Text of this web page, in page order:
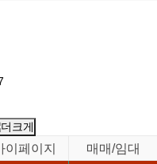
이페이지
매매/임대